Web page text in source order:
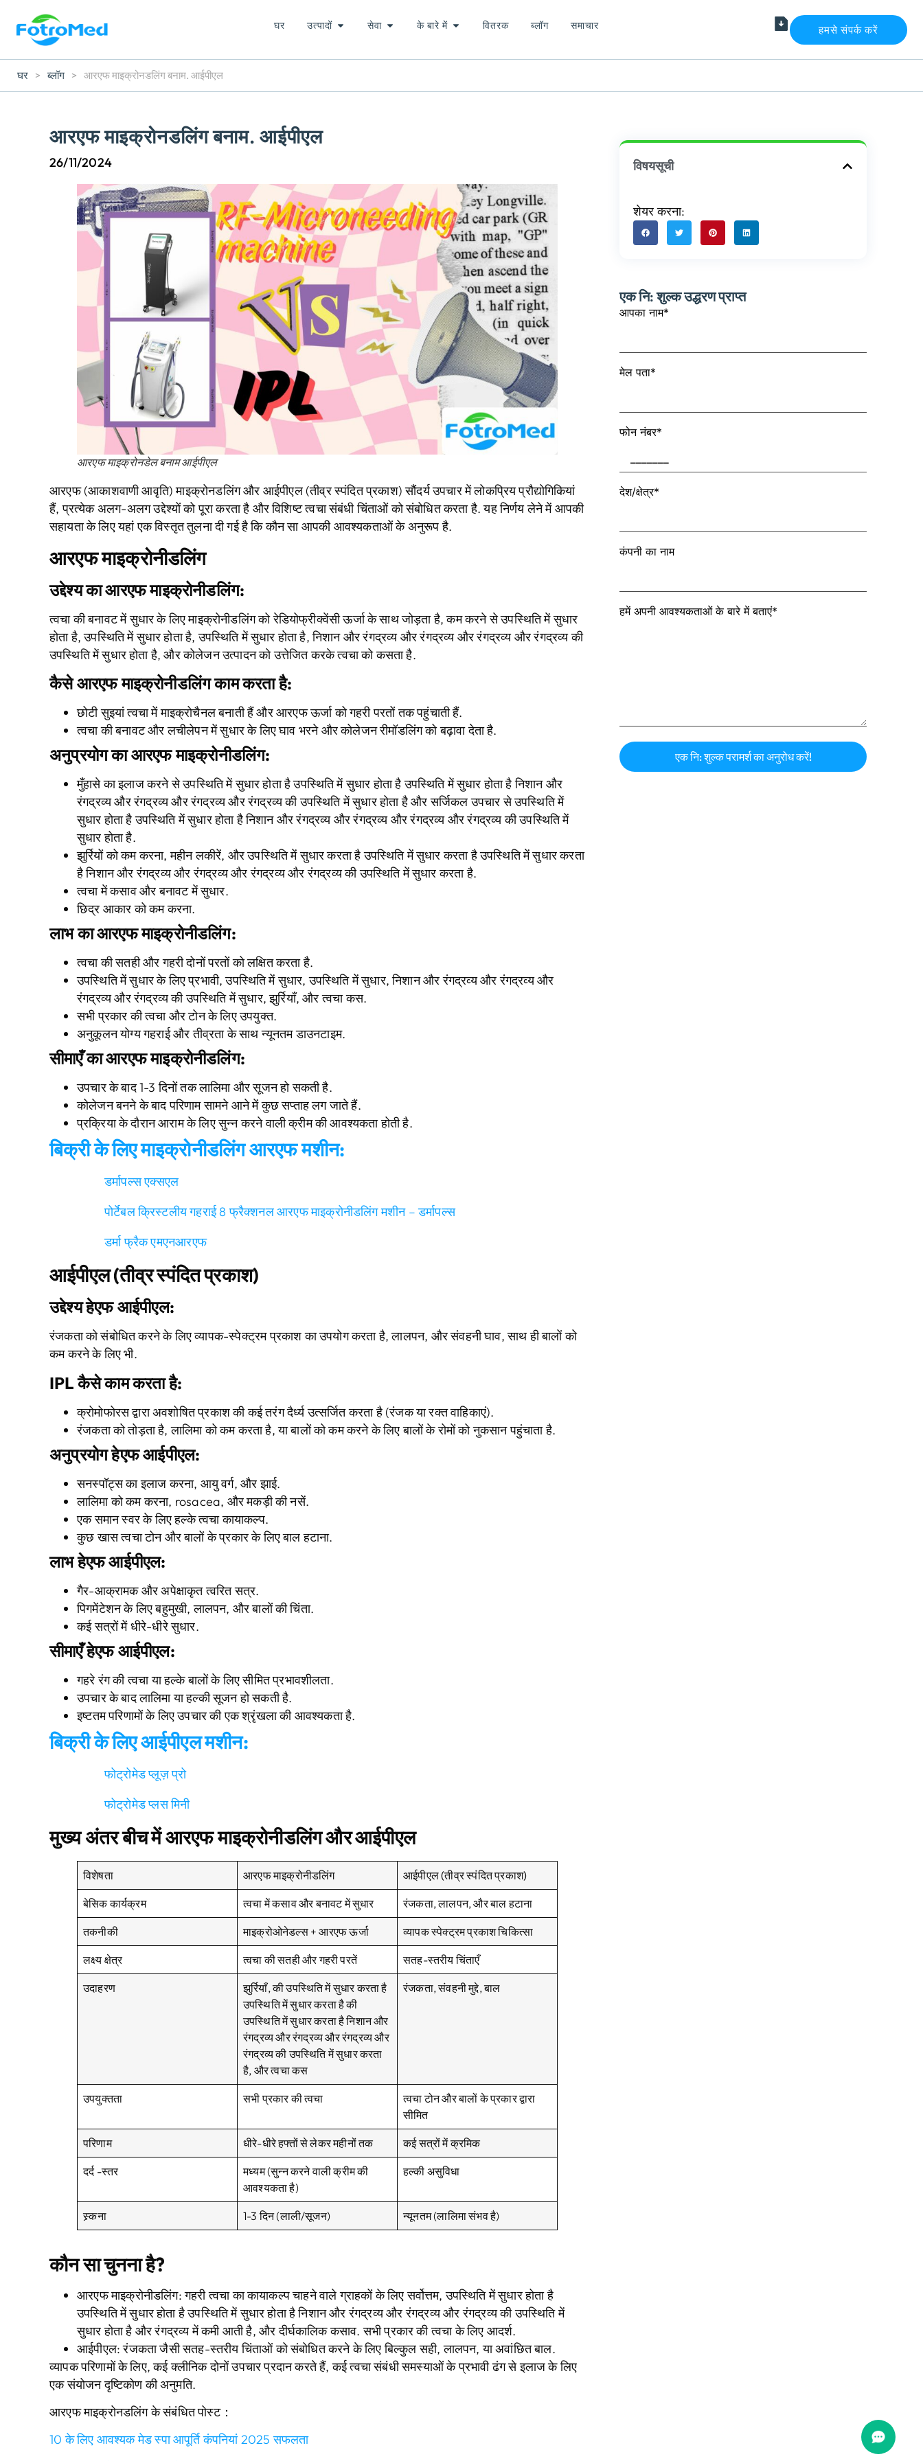
घर उत्पादों सेवा के बारे में वितरक ब्लॉग समाचार हमसे संपर्क करें
घर > ब्लॉग > आरएफ माइक्रोनडलिंग बनाम. आईपीएल
आरएफ माइक्रोनडलिंग बनाम. आईपीएल
26/11/2024
आरएफ माइक्रोनडेल बनाम आईपीएल
आरएफ (आकाशवाणी आवृति) माइक्रोनडलिंग और आईपीएल (तीव्र स्पंदित प्रकाश) सौंदर्य उपचार में लोकप्रिय प्रौद्योगिकियां
हैं, प्रत्येक अलग-अलग उद्देश्यों को पूरा करता है और विशिष्ट त्वचा संबंधी चिंताओं को संबोधित करता है. यह निर्णय लेने में आपकी
सहायता के लिए यहां एक विस्तृत तुलना दी गई है कि कौन सा आपकी आवश्यकताओं के अनुरूप है.
आरएफ माइक्रोनीडलिंग
उद्देश्यकाआरएफ माइक्रोनीडलिंग:
त्वचा की बनावट में सुधार के लिए माइक्रोनीडलिंग को रेडियोफ्रीक्वेंसी ऊर्जा के साथ जोड़ता है, कम करने से उपस्थिति में सुधार
होता है, उपस्थिति में सुधार होता है, उपस्थिति में सुधार होता है, निशान और रंगद्रव्य और रंगद्रव्य और रंगद्रव्य और रंगद्रव्य की
उपस्थिति में सुधार होता है, और कोलेजन उत्पादन को उत्तेजित करके त्वचा को कसता है.
कैसेआरएफ माइक्रोनीडलिंगकाम करता है:
छोटी सुइयां त्वचा में माइक्रोचैनल बनाती हैं और आरएफ ऊर्जा को गहरी परतों तक पहुंचाती हैं.
त्वचा की बनावट और लचीलेपन में सुधार के लिए घाव भरने और कोलेजन रीमॉडलिंग को बढ़ावा देता है.
अनुप्रयोगकाआरएफ माइक्रोनीडलिंग:
मुँहासे का इलाज करने से उपस्थिति में सुधार होता है उपस्थिति में सुधार होता है उपस्थिति में सुधार होता है निशान और
रंगद्रव्य और रंगद्रव्य और रंगद्रव्य और रंगद्रव्य की उपस्थिति में सुधार होता है और सर्जिकल उपचार से उपस्थिति में
सुधार होता है उपस्थिति में सुधार होता है निशान और रंगद्रव्य और रंगद्रव्य और रंगद्रव्य और रंगद्रव्य की उपस्थिति में
सुधार होता है.
झुर्रियों को कम करना, महीन लकीरें, और उपस्थिति में सुधार करता है उपस्थिति में सुधार करता है उपस्थिति में सुधार करता
है निशान और रंगद्रव्य और रंगद्रव्य और रंगद्रव्य और रंगद्रव्य की उपस्थिति में सुधार करता है.
त्वचा में कसाव और बनावट में सुधार.
छिद्र आकार को कम करना.
लाभकाआरएफ माइक्रोनीडलिंग:
त्वचा की सतही और गहरी दोनों परतों को लक्षित करता है.
उपस्थिति में सुधार के लिए प्रभावी, उपस्थिति में सुधार, उपस्थिति में सुधार, निशान और रंगद्रव्य और रंगद्रव्य और
रंगद्रव्य और रंगद्रव्य की उपस्थिति में सुधार, झुर्रियाँ, और त्वचा कस.
सभी प्रकार की त्वचा और टोन के लिए उपयुक्त.
अनुकूलन योग्य गहराई और तीव्रता के साथ न्यूनतम डाउनटाइम.
सीमाएँकाआरएफ माइक्रोनीडलिंग:
उपचार के बाद 1-3 दिनों तक लालिमा और सूजन हो सकती है.
कोलेजन बनने के बाद परिणाम सामने आने में कुछ सप्ताह लग जाते हैं.
प्रक्रिया के दौरान आराम के लिए सुन्न करने वाली क्रीम की आवश्यकता होती है.
बिक्री के लिए माइक्रोनीडलिंग आरएफ मशीन:
डर्मापल्स एक्सएल
पोर्टेबल क्रिस्टलीय गहराई 8 फ्रैक्शनल आरएफ माइक्रोनीडलिंग मशीन – डर्मापल्स
डर्मा फ्रैक एमएनआरएफ
आईपीएल (तीव्र स्पंदित प्रकाश)
उद्देश्यहेएफआईपीएल:
रंजकता को संबोधित करने के लिए व्यापक-स्पेक्ट्रम प्रकाश का उपयोग करता है, लालपन, और संवहनी घाव, साथ ही बालों को
कम करने के लिए भी.
IPL कैसे काम करता है:
क्रोमोफोरस द्वारा अवशोषित प्रकाश की कई तरंग दैर्ध्य उत्सर्जित करता है (रंजक या रक्त वाहिकाएं).
रंजकता को तोड़ता है, लालिमा को कम करता है, या बालों को कम करने के लिए बालों के रोमों को नुकसान पहुंचाता है.
अनुप्रयोगहेएफआईपीएल:
सनस्पॉट्स का इलाज करना, आयु वर्ग, और झाई.
लालिमा को कम करना, rosacea, और मकड़ी की नसें.
एक समान स्वर के लिए हल्के त्वचा कायाकल्प.
कुछ खास त्वचा टोन और बालों के प्रकार के लिए बाल हटाना.
लाभहेएफआईपीएल:
गैर-आक्रामक और अपेक्षाकृत त्वरित सत्र.
पिगमेंटेशन के लिए बहुमुखी, लालपन, और बालों की चिंता.
कई सत्रों में धीरे-धीरे सुधार.
सीमाएँहेएफआईपीएल:
गहरे रंग की त्वचा या हल्के बालों के लिए सीमित प्रभावशीलता.
उपचार के बाद लालिमा या हल्की सूजन हो सकती है.
इष्टतम परिणामों के लिए उपचार की एक श्रृंखला की आवश्यकता है.
बिक्री के लिए आईपीएल मशीन:
फोट्रोमेड प्लूज़ प्रो
फोट्रोमेड प्लस मिनी
मुख्य अंतरबीच मेंआरएफ माइक्रोनीडलिंग और आईपीएल
विशेषता आरएफ माइक्रोनीडलिंग आईपीएल (तीव्र स्पंदित प्रकाश)
बेसिक कार्यक्रम त्वचा में कसाव और बनावट में सुधार रंजकता, लालपन, और बाल हटाना
तकनीकी माइक्रोओनेडल्स + आरएफ ऊर्जा व्यापक स्पेक्ट्रम प्रकाश चिकित्सा
लक्ष्य क्षेत्र त्वचा की सतही और गहरी परतें सतह-स्तरीय चिंताएँ
उदाहरण
झुर्रियाँ, की उपस्थिति में सुधार करता है
उपस्थिति में सुधार करता है की
उपस्थिति में सुधार करता है निशान और
रंगद्रव्य और रंगद्रव्य और रंगद्रव्य और
रंगद्रव्य की उपस्थिति में सुधार करता
है, और त्वचा कस
रंजकता, संवहनी मुद्दे, बाल
उपयुक्तता सभी प्रकार की त्वचा
त्वचा टोन और बालों के प्रकार द्वारा
सीमित
परिणाम धीरे-धीरे हफ्तों से लेकर महीनों तक कई सत्रों में क्रमिक
दर्द -स्तर
मध्यम (सुन्न करने वाली क्रीम की
आवश्यकता है)
हल्की असुविधा
स्र्कना 1-3 दिन (लाली/सूजन) न्यूनतम (लालिमा संभव है)
कौन सा चुनना है?
आरएफ माइक्रोनीडलिंग: गहरी त्वचा का कायाकल्प चाहने वाले ग्राहकों के लिए सर्वोत्तम, उपस्थिति में सुधार होता है
उपस्थिति में सुधार होता है उपस्थिति में सुधार होता है निशान और रंगद्रव्य और रंगद्रव्य और रंगद्रव्य की उपस्थिति में
सुधार होता है और रंगद्रव्य में कमी आती है, और दीर्घकालिक कसाव. सभी प्रकार की त्वचा के लिए आदर्श.
आईपीएल: रंजकता जैसी सतह-स्तरीय चिंताओं को संबोधित करने के लिए बिल्कुल सही, लालपन, या अवांछित बाल.
व्यापक परिणामों के लिए, कई क्लीनिक दोनों उपचार प्रदान करते हैं, कई त्वचा संबंधी समस्याओं के प्रभावी ढंग से इलाज के लिए
एक संयोजन दृष्टिकोण की अनुमति.
आरएफ माइक्रोनडलिंग के संबंधित पोस्ट：
10 के लिए आवश्यक मेड स्पा आपूर्ति कंपनियां 2025 सफलता
विषयसूची
शेयर करना:
एक नि: शुल्क उद्धरण प्राप्त
आपका नाम*
मेल पता*
फोन नंबर*
देश/क्षेत्र*
कंपनी का नाम
हमें अपनी आवश्यकताओं के बारे में बताएं*